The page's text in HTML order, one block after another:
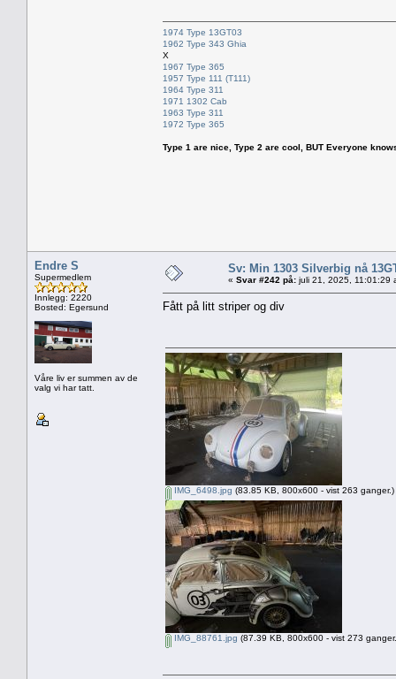
1974 Type 13GT03
1962 Type 343 Ghia
X
1967 Type 365
1957 Type 111 (T111)
1964 Type 311
1971 1302 Cab
1963 Type 311
1972 Type 365
Type 1 are nice, Type 2 are cool, BUT Everyone
Endre S
Supermedlem
Innlegg: 2220
Bosted: Egersund
Våre liv er summen av de
valg vi har tatt.
Sv: Min 1303 Silverbig nå
« Svar #242 på: juli 21, 2025, 11:01:29
Fått på litt striper og div
IMG_6498.jpg (83.85 KB, 800x600 - vist 263 ganger.)
IMG_88761.jpg (87.39 KB, 800x600 - vist 273